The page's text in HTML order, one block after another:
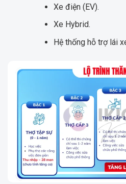
Xe điện (EV).
Xe Hybrid.
Hệ thống hỗ trợ lái